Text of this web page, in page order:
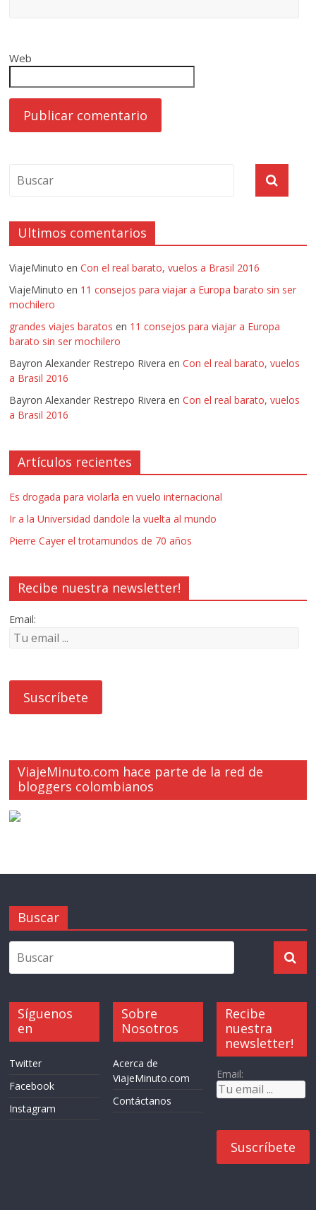
Web
Ultimos comentarios
ViajeMinuto enCon el real barato, vuelos a Brasil 2016
ViajeMinuto en 11 consejos para viajar a Europa barato sin ser
mochilero
grandes viajes baratos en 11 consejos para viajar a Europa
barato sin ser mochilero
Bayron Alexander Restrepo Rivera enCon el real barato, vuelos
a Brasil 2016
Bayron Alexander Restrepo Rivera enCon el real barato, vuelos
a Brasil 2016
Artículos recientes
Es drogada para violarla en vuelo internacional
Ir a la Universidad dandole la vuelta al mundo
Pierre Cayer el trotamundos de 70 años
Recibe nuestra newsletter!
Email:
ViajeMinuto.com hace parte de la red de
bloggers colombianos
Buscar
Síguenos
en
Twitter
Facebook
Instagram
Sobre
Nosotros
Acerca de
ViajeMinuto.com
Contáctanos
Recibe
nuestra
newsletter!
Email: